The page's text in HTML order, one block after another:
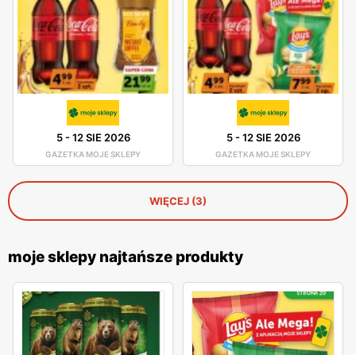
5-12 SIE 2026
GAZETKA MOJE SKLEPY
5-12 SIE 2026
GAZETKA MOJE SKLEPY
WIĘCEJ (3)
moje sklepy najtańsze produkty